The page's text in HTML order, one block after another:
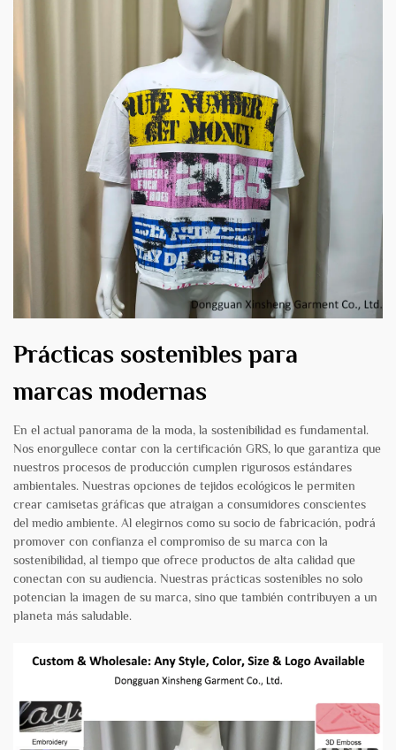
Prácticas sostenibles para
marcas modernas
En el actual panorama de la moda, la sostenibilidad es fundamental.
Nos enorgullece contar con la certificación GRS, lo que garantiza que
nuestros procesos de producción cumplen rigurosos estándares
ambientales. Nuestras opciones de tejidos ecológicos le permiten
crear camisetas gráficas que atraigan a consumidores conscientes
del medio ambiente. Al elegirnos como su socio de fabricación, podrá
promover con confianza el compromiso de su marca con la
sostenibilidad, al tiempo que ofrece productos de alta calidad que
conectan con su audiencia. Nuestras prácticas sostenibles no solo
potencian la imagen de su marca, sino que también contribuyen a un
planeta más saludable.